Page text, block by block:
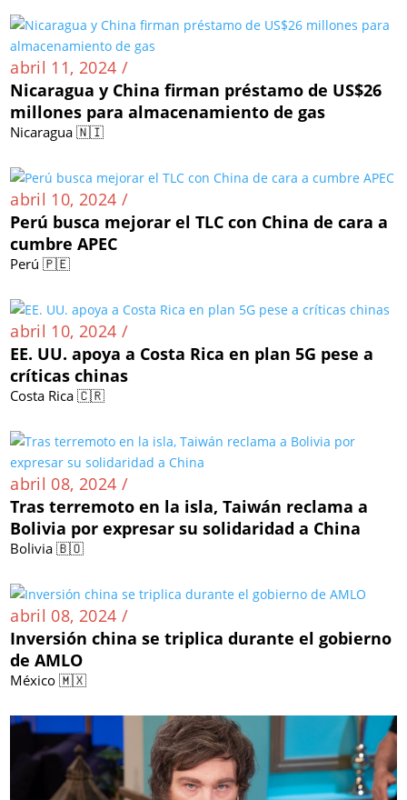
abril 11, 2024 /
Nicaragua y China firman préstamo de US$26
millones para almacenamiento de gas
Nicaragua 🇳🇮
abril 10, 2024 /
Perú busca mejorar el TLC con China de cara a
cumbre APEC
Perú 🇵🇪
abril 10, 2024 /
EE. UU. apoya a Costa Rica en plan 5G pese a
críticas chinas
Costa Rica 🇨🇷
abril 08, 2024 /
Tras terremoto en la isla, Taiwán reclama a
Bolivia por expresar su solidaridad a China
Bolivia 🇧🇴
abril 08, 2024 /
Inversión china se triplica durante el gobierno
de AMLO
México 🇲🇽